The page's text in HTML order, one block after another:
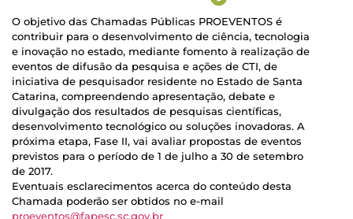
O objetivo das Chamadas Públicas PROEVENTOS é
contribuir para o desenvolvimento de ciência, tecnologia
e inovação no estado, mediante fomento à realização de
eventos de difusão da pesquisa e ações de CTI, de
iniciativa de pesquisador residente no Estado de Santa
Catarina, compreendendo apresentação, debate e
divulgação dos resultados de pesquisas científicas,
desenvolvimento tecnológico ou soluções inovadoras. A
próxima etapa, Fase II, vai avaliar propostas de eventos
previstos para o período de 1 de julho a 30 de setembro
de 2017.
Eventuais esclarecimentos acerca do conteúdo desta
Chamada poderão ser obtidos no e-mail
proeventos@fapesc.sc.gov.br